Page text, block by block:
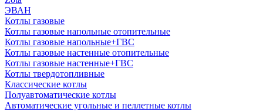
ЭВАН
Котлы газовые
Котлы газовые напольные отопительные
Котлы газовые напольные+ГВС
Котлы газовые настенные отопительные
Котлы газовые настенные+ГВС
Котлы твердотопливные
Классические котлы
Полуавтоматические котлы
Автоматические угольные и пеллетные котлы